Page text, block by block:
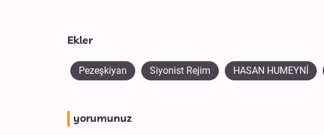
Ekler
Pezeşkiyan Siyonist Rejim HASAN HUMEYNİ
yorumunuz